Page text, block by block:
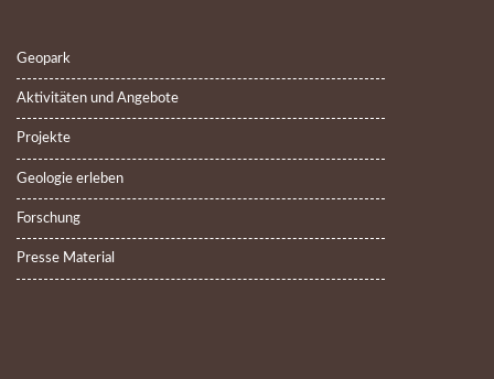
Geopark
Aktivitäten und Angebote
Projekte
Geologie erleben
Forschung
Presse Material